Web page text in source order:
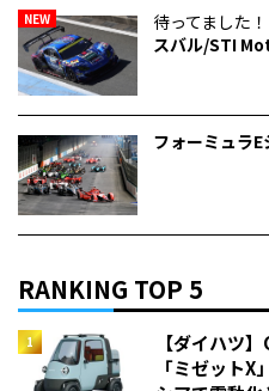
NEW
待ってました！
スバル/STI
フォーミュラ
RANKING TOP 5
【ダイハツ
「ミゼット